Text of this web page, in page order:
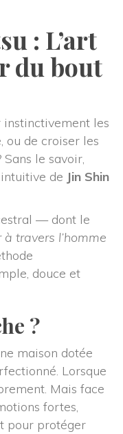
: L’art
du bout
les
ou de croiser les
le savoir,
de Jin Shin
— dont le
à travers l’homme
douce et
?
maison dotée
Lorsque
Mais face
fortes,
pour protéger